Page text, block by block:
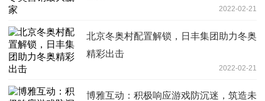
2022-02-21
北京冬奥村配置解锁，日丰集团助力冬奥
精彩出击
2022-02-21
博雅互动：积极响应游戏防沉迷，筑造未